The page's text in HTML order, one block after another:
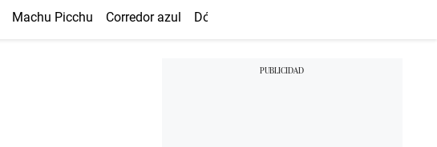
Machu Picchu Corredor azul Dólar